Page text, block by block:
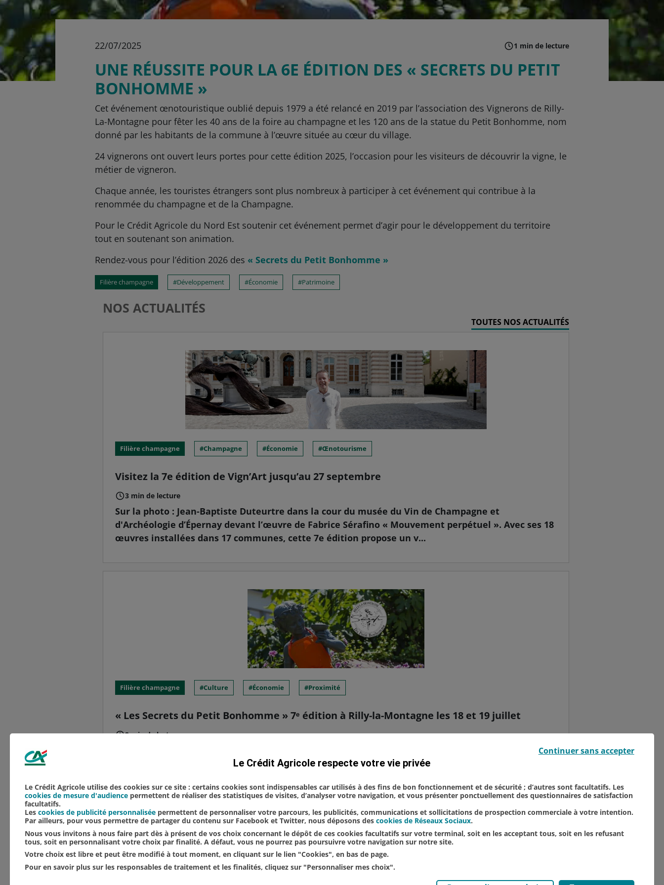
22/07/2025 1 min de lecture
UNE RÉUSSITE POUR LA 6E ÉDITION DES « SECRETS DU PETIT
BONHOMME »
Cet événement œnotouristique oublié depuis 1979 a été relancé en 2019 par l’association des Vignerons de Rilly-
La-Montagne pour fêter les 40 ans de la foire au champagne et les 120 ans de la statue du Petit Bonhomme, nom
donné par les habitants de la commune à l’œuvre située au cœur du village.
24 vignerons ont ouvert leurs portes pour cette édition 2025, l’occasion pour les visiteurs de découvrir la vigne, le
métier de vigneron.
Chaque année, les touristes étrangers sont plus nombreux à participer à cet événement qui contribue à la
renommée du champagne et de la Champagne.
Pour le Crédit Agricole du Nord Est soutenir cet événement permet d’agir pour le développement du territoire
tout en soutenant son animation.
Rendez-vous pour l’édition 2026 des « Secrets du Petit Bonhomme »
Filière champagne Développement Économie Patrimoine
NOS ACTUALITÉS
TOUTES NOS ACTUALITÉS
Filière champagne Champagne Économie Œnotourisme
Visitez la 7e édition de Vign’Art jusqu’au 27 septembre
3 min de lecture
Sur la photo : Jean-Baptiste Duteurtre dans la cour du musée du Vin de Champagne et
d'Archéologie d’Épernay devant l’œuvre de Fabrice Sérafino « Mouvement perpétuel ». Avec ses 18
œuvres installées dans 17 communes, cette 7e édition propose un v...
Filière champagne Culture Économie Proximité
« Les Secrets du Petit Bonhomme » 7ᵉ édition à Rilly-la-Montagne les 18 et 19 juillet
2 min de lecture
À l’initiative des vignerons de Rilly-la-Montagne, un événement tombé dans l’oubli depuis 1979
renaît à l’occasion de sa 7ᵉ édition, les samedi 18 et dimanche 19 juillet. Son nom est inspiré de la
Le Crédit Agricole respecte votre vie privée
Le Crédit Agricole utilise des cookies sur ce site : certains cookies sont indispensables car utilisés à des fins de bon fonctionnement et de sécurité ; d’autres sont facultatifs. Les
cookies de mesure d'audience permettent de réaliser des statistiques de visites, d’analyser votre navigation, et vous présenter ponctuellement des questionnaires de satisfaction
facultatifs.
Les cookies de publicité personnalisée permettent de personnaliser votre parcours, les publicités, communications et sollicitations de prospection commerciale à votre intention.
Par ailleurs, pour vous permettre de partager du contenu sur Facebook et Twitter, nous déposons des cookies de Réseaux Sociaux.
Nous vous invitons à nous faire part dès à présent de vos choix concernant le dépôt de ces cookies facultatifs sur votre terminal, soit en les acceptant tous, soit en les refusant
tous, soit en personnalisant votre choix par finalité. A défaut, vous ne pourrez pas poursuivre votre navigation sur notre site.
Votre choix est libre et peut être modifié à tout moment, en cliquant sur le lien "Cookies", en bas de page.
Pour en savoir plus sur les responsables de traitement et les finalités, cliquez sur "Personnaliser mes choix".
Continuer sans accepter